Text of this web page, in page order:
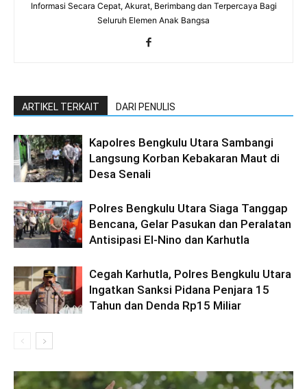
Informasi Secara Cepat, Akurat, Berimbang dan Terpercaya Bagi
Seluruh Elemen Anak Bangsa
ARTIKEL TERKAIT DARI PENULIS
Kapolres Bengkulu Utara Sambangi
Langsung Korban Kebakaran Maut di
Desa Senali
Polres Bengkulu Utara Siaga Tanggap
Bencana, Gelar Pasukan dan Peralatan
Antisipasi El-Nino dan Karhutla
Cegah Karhutla, Polres Bengkulu Utara
Ingatkan Sanksi Pidana Penjara 15
Tahun dan Denda Rp15 Miliar